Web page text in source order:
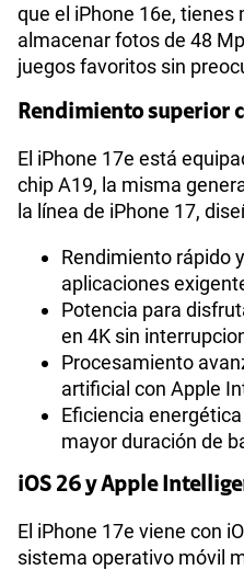
que el iPhone 16e,
almacenar fotos de 48
juegos favoritos sin
Rendimiento superior
El iPhone 17e está
chip A19, la misma
la línea de iPhone 17,
Rendimiento rápido
aplicaciones
Potencia para
en 4K sin
Procesamiento
artificial con Apple
Eficiencia
mayor duración de
iOS 26 y Apple
El iPhone 17e viene con
sistema operativo móvil